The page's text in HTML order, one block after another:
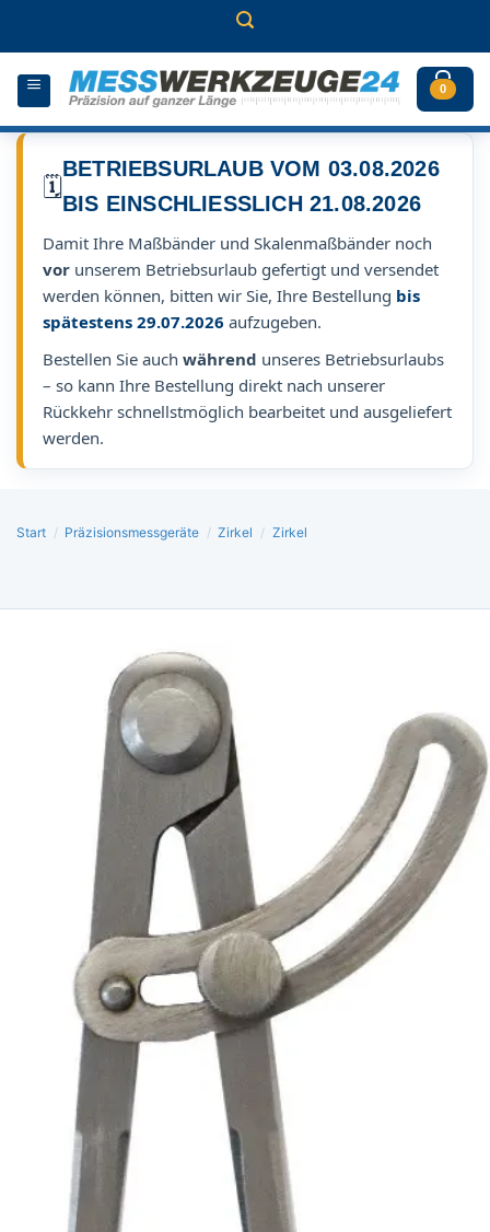
0
🗓️
BETRIEBSURLAUB VOM 03.08.2026
BIS EINSCHLIESSLICH 21.08.2026
Damit Ihre Maßbänder und Skalenmaßbänder noch
vor unserem Betriebsurlaub gefertigt und versendet
werden können, bitten wir Sie, Ihre Bestellung bis
spätestens 29.07.2026 aufzugeben.
Bestellen Sie auch während unseres Betriebsurlaubs
– so kann Ihre Bestellung direkt nach unserer
Rückkehr schnellstmöglich bearbeitet und ausgeliefert
werden.
Start / Präzisionsmessgeräte / Zirkel / Zirkel